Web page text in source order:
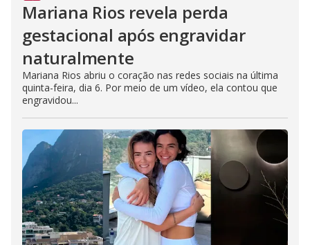
Mariana Rios revela perda
gestacional após engravidar
naturalmente
Mariana Rios abriu o coração nas redes sociais na última
quinta-feira, dia 6. Por meio de um vídeo, ela contou que
engravidou...